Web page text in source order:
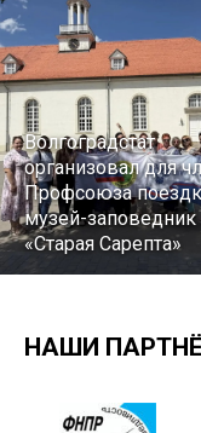
Волгоградстат
организовал для
Профсоюза
музей-заповедник
«Старая Сарепта»
НАШИ